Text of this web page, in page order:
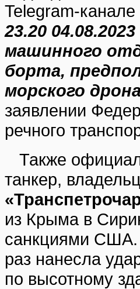
Telegram-
23.20
машинного
борта,
морского
заявлении
речного
Также
танкер,
из Крыма в
санкциями США.
раз нанесла
по высотному